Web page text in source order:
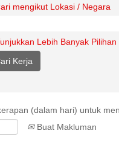
mengikut Lokasi / Negara
Lebih Banyak Pilihan
(dalam hari) untuk
Buat Makluman